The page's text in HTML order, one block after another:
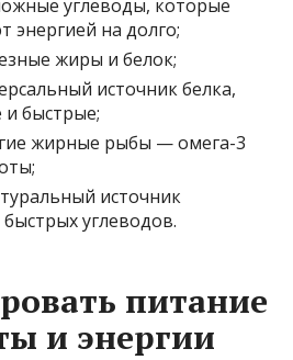
углеводы, которые
энергией на долго;
жиры и белок;
источник белка,
быстрые;
жирные рыбы — омега-3
источник
углеводов.
питание
и энергии